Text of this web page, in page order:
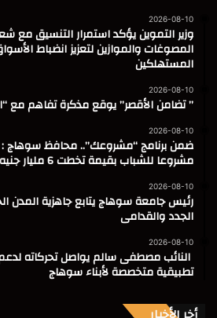
2026-08-10
وزير التموين يؤكد استمرار التنسيق
المصوغات والموازين لتعزيز انضباط
المستهلكين
2026-08-10
” تضامن الأقصر” يوقع مذكرة تفاهم مع
2026-08-10
مشروعا للشباب بقيمة تخطت 6 مليار جنيه
2026-08-10
رئيس جامعة سوهاج يتابع جاهزية المدن
الجدد والقدامى
2026-08-10
النائب مصطفى سالم يواصل تحركاته
تطبيقية متخصصة لأبناء سوهاج